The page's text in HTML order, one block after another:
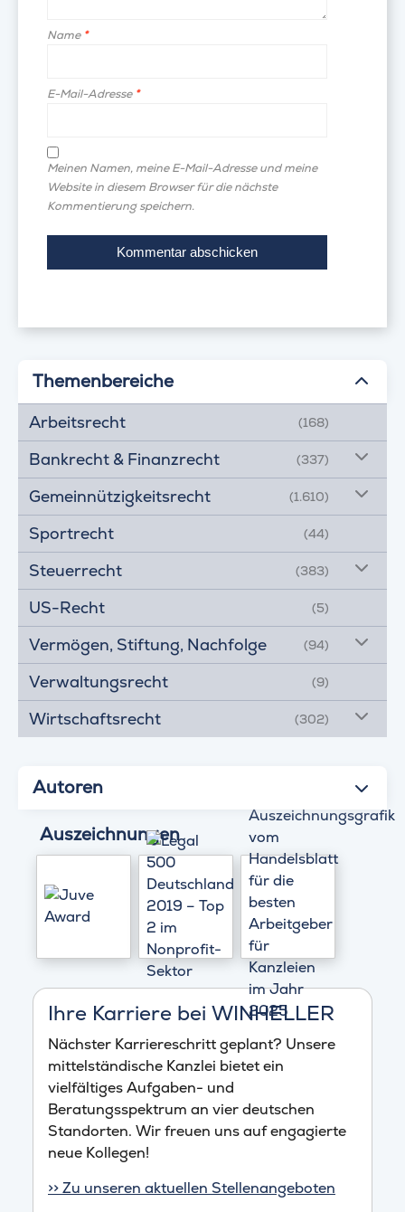
Name *
E-Mail-Adresse *
Meinen Namen, meine E-Mail-Adresse und meine
Website in diesem Browser für die nächste
Kommentierung speichern.
Themenbereiche
Arbeitsrecht (168)
Bankrecht & Finanzrecht (337)
Gemeinnützigkeitsrecht (1.610)
Sportrecht (44)
Steuerrecht (383)
US-Recht (5)
Vermögen, Stiftung, Nachfolge (94)
Verwaltungsrecht (9)
Wirtschaftsrecht (302)
Autoren
Auszeichnungen
Ihre Karriere bei WINHELLER
Nächster Karriereschritt geplant? Unsere
mittelständische Kanzlei bietet ein
vielfältiges Aufgaben- und
Beratungsspektrum an vier deutschen
Standorten. Wir freuen uns auf engagierte
neue Kollegen!
>> Zu unseren aktuellen Stellenangeboten